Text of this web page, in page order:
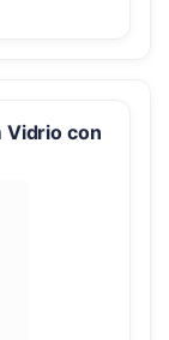
Vidrio con